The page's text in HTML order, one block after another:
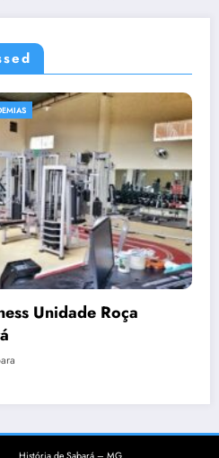
Unidade Roça